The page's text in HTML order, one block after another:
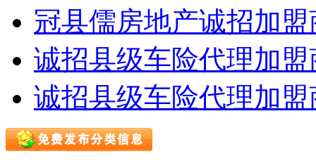
冠县儒房地产诚招加盟
诚招县级车险代理加
诚招县级车险代理加